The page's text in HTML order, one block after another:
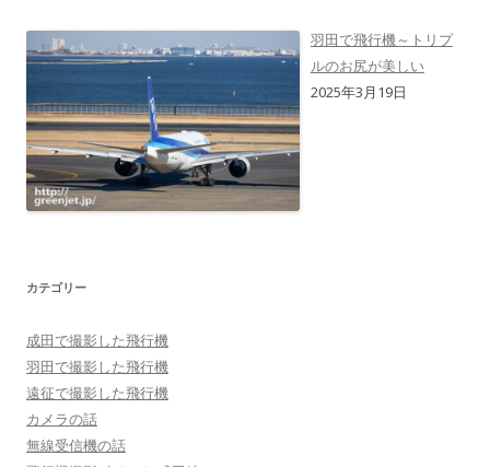
羽田で飛行機～トリプ
ルのお尻が美しい
2025年3月19日
カテゴリー
成田で撮影した飛行機
羽田で撮影した飛行機
遠征で撮影した飛行機
カメラの話
無線受信機の話